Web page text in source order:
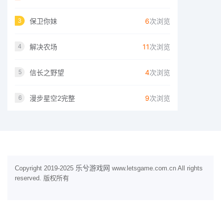
3 保卫你妹 6次浏览
4 解决农场 11次浏览
5 信长之野望 4次浏览
6 漫步星空2完整 9次浏览
Copyright 2019-2025 乐兮游戏网 www.letsgame.com.cn All rights
reserved. 版权所有